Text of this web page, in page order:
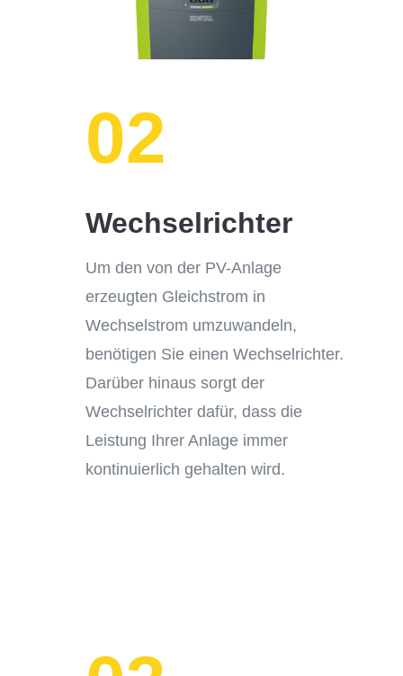
02
Wechselrichter
Um den von der PV-Anlage
erzeugten Gleichstrom in
Wechselstrom umzuwandeln,
benötigen Sie einen Wechselrichter.
Darüber hinaus sorgt der
Wechselrichter dafür, dass die
Leistung Ihrer Anlage immer
kontinuierlich gehalten wird.